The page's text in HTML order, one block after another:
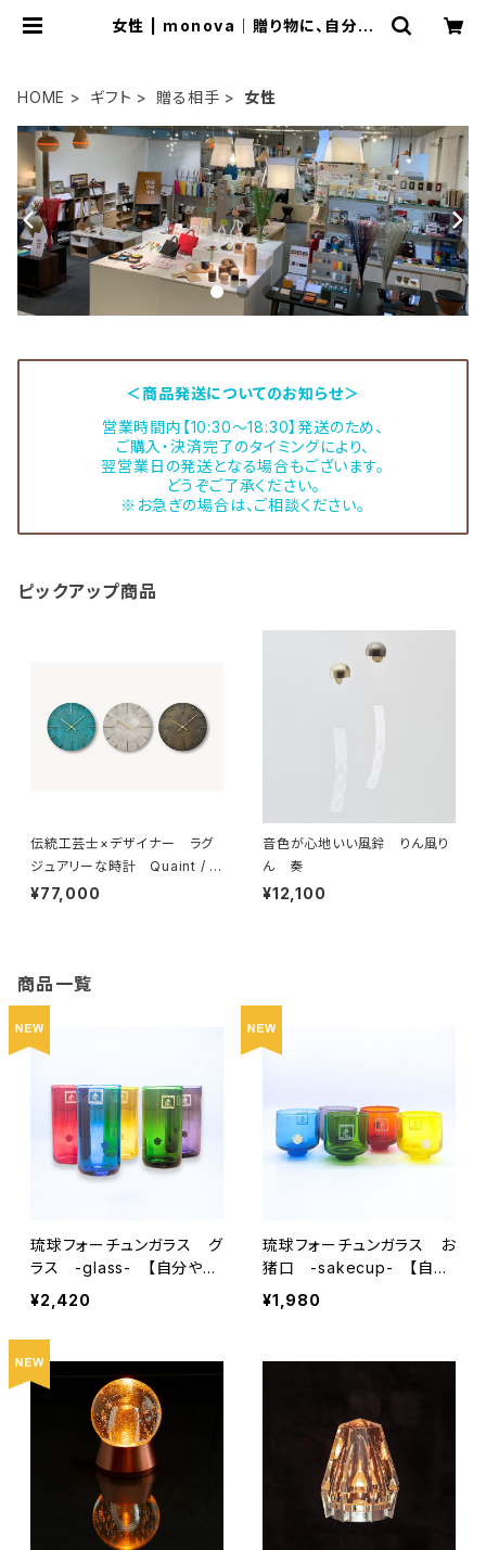
女性 | monova｜贈り物に、自分に
HOME ギフト 贈る相手 女性
＜商品発送についてのお知らせ＞
営業時間内【10:30～18:30】発送のため、
ご購入・決済完了のタイミングにより、
翌営業日の発送となる場合もございます。
どうぞご了承ください。
※お急ぎの場合は、ご相談ください。
ピックアップ商品
伝統工芸士×デザイナー ラグ
ジュアリーな時計 Quaint / ク
エィント
¥77,000
音色が心地いい風鈴 りん風り
ん 奏
¥12,100
商品一覧
琉球フォーチュンガラス グ
ラス -glass- 【自分や友
人、家族、推しの幸せを願う
グラス】
¥2,420
琉球フォーチュンガラス お
猪口 -sakecup- 【自分
や友人、家族、推しの幸せを
願うグラス】
¥1,980